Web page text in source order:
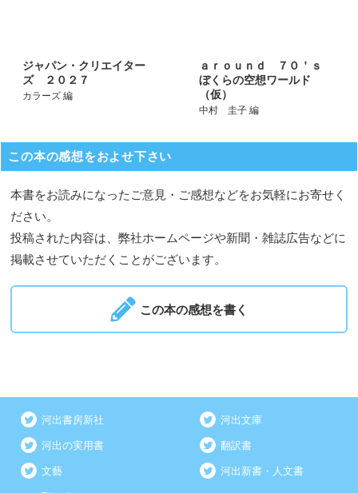
ジャパン・クリエイター
ズ ２０２７
カラーズ 編
ａｒｏｕｎｄ ７０＇ｓ
ぼくらの空想ワールド
（仮）
中村 圭子 編
この本の感想をおよせ下さい
本書をお読みになったご意見・ご感想などをお気軽にお寄せく
ださい。
投稿された内容は、弊社ホームページや新聞・雑誌広告などに
掲載させていただくことがございます。
この本の感想を書く
河出書房新社 河出文庫
河出の実用書 翻訳書
文藝 河出新書・人文書